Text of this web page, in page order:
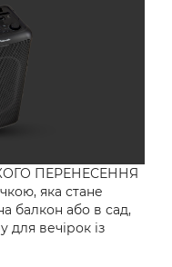
ПЕРЕНЕСЕННЯ
яка стане
балкон або в сад,
вечірок із